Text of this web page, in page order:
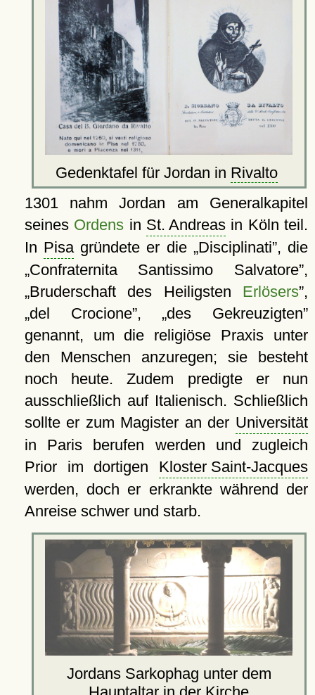
Gedenktafel für Jordan in Rivalto
1301 nahm Jordan am Generalkapitel
seines Ordens in St. Andreasin Köln teil.
In Pisa gründete er die Disciplinati , die
Confraternita Santissimo Salvatore ,
Bruderschaft des Heiligsten Erlösers ,
del Crocione , des Gekreuzigten
genannt, um die religiöse Praxis unter
den Menschen anzuregen; sie besteht
noch heute. Zudem predigte er nun
ausschließlich auf Italienisch. Schließlich
sollte er zum Magister an der Universität
in Paris berufen werden und zugleich
Prior im dortigen Kloster Saint-Jacques
werden, doch er erkrankte während der
Anreise schwer und starb.
Jordans Sarkophag unter dem